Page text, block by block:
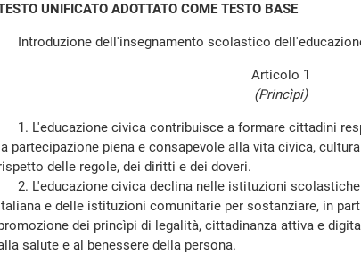
UNIFICATO ADOTTATO COME TESTO BASE
Introduzione dell'insegnamento scolastico
Articolo 1
(Princìpi)
1. L'educazione civica contribuisce a formare cittadini
partecipazione piena e consapevole alla vita civica,
delle regole, dei diritti e dei doveri.
2. L'educazione civica declina nelle istituzioni
e delle istituzioni comunitarie per sostanziare, in
dei princìpi di legalità, cittadinanza attiva e
salute e al benessere della persona.